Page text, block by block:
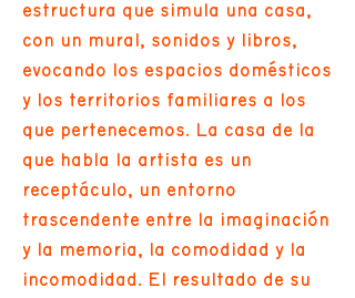
estructura que simula una casa,
con un mural, sonidos y libros,
evocando los espacios domésticos
y los territorios familiares a los
que pertenecemos. La casa de la
que habla la artista es un
receptáculo, un entorno
trascendente entre la imaginación
y la memoria, la comodidad y la
incomodidad. El resultado de su